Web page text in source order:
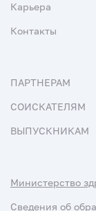
Карьера
Контакты
ПАРТНЕРАМ
СОИСКАТЕЛЯМ
ВЫПУСКНИКАМ
Министерство
Сведения об